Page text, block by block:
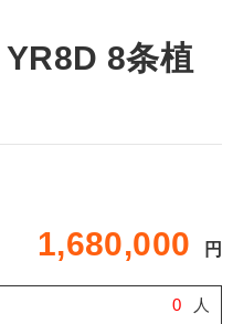
8条植
1,680,000 円
0 人